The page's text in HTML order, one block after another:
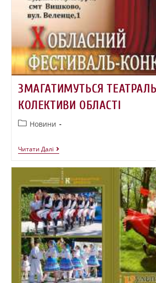
ЗМАГАТИМУТЬСЯ
КОЛЕКТИВИ ОБЛАСТІ
Новини
Читати Далі